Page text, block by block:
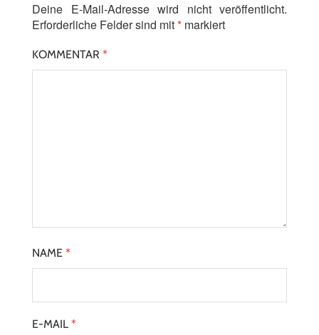
Deine E-Mail-Adresse wird nicht veröffentlicht.
Erforderliche Felder sind mit* markiert
KOMMENTAR *
NAME *
E-MAIL *